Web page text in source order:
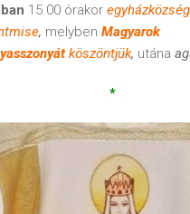
15.00 órakor
, melyben Magyarok
köszöntjük, utána
*